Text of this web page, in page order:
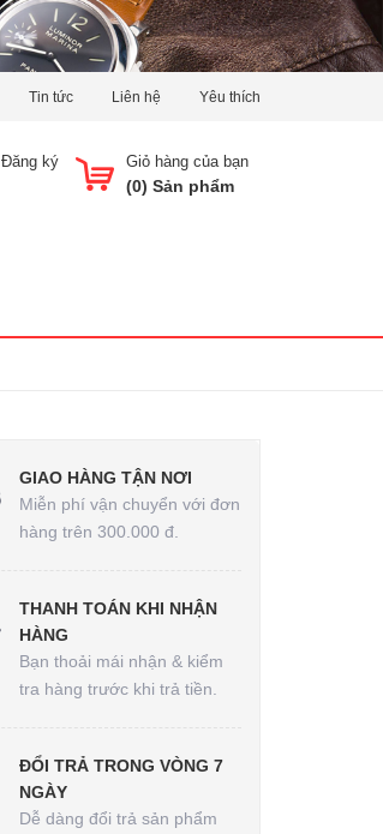
Tin tức Liên hệ Yêu thích
Giỏ hàng của bạn
(0) Sản phẩm
Đăng ký
GIAO HÀNG TẬN NƠI
Miễn phí vận chuyển với đơn
hàng trên 300.000 đ.
THANH TOÁN KHI NHẬN
HÀNG
Bạn thoải mái nhận & kiểm
tra hàng trước khi trả tiền.
ĐỔI TRẢ TRONG VÒNG 7
NGÀY
Dễ dàng đổi trả sản phẩm